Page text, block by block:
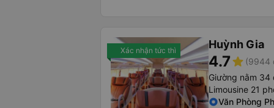
Xác nhận tức thì Huỳnh Gia
4.7star (9944
Giường nằm 34
Limousine 21
Văn Phòng